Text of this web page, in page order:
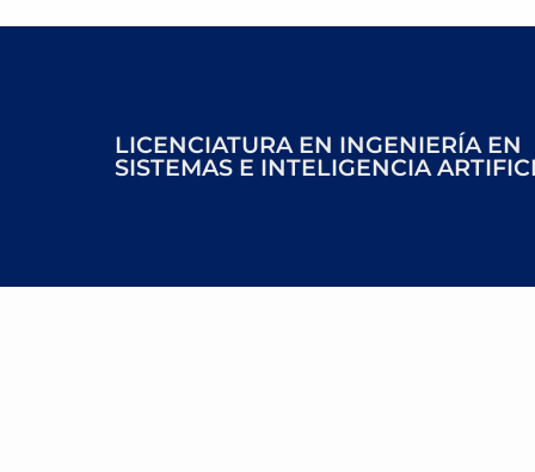
LICENCIATURA EN INGENIERÍA EN
SISTEMAS E INTELIGENCIA